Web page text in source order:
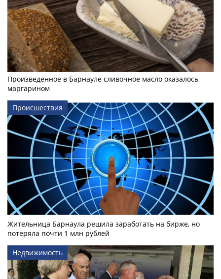
Произведенное в Барнауле сливочное масло оказалось
маргарином
Происшествия
Жительница Барнаула решила заработать на бирже, но
потеряла почти 1 млн рублей
Недвижимость